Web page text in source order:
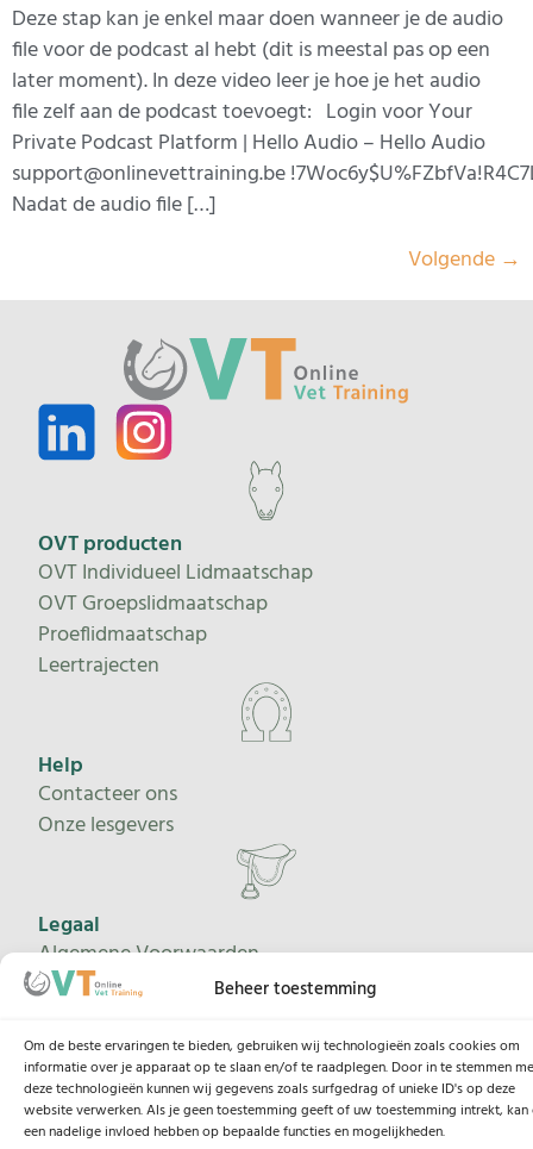
Beheer toestemming
Om de beste ervaringen te bieden, gebruiken wij technologieën zoals cookies om
informatie over je apparaat op te slaan en/of te raadplegen. Door in te stemmen
deze technologieën kunnen wij gegevens zoals surfgedrag of unieke ID's op deze
website verwerken. Als je geen toestemming geeft of uw toestemming intrekt,
een nadelige invloed hebben op bepaalde functies en mogelijkheden.
Deze stap kan je enkel maar doen wanneer je de audio
file voor de podcast al hebt (dit is meestal pas op een
later moment). In deze video leer je hoe je het audio
file zelf aan de podcast toevoegt: Login voor Your
Private Podcast Platform | Hello Audio – Hello Audio
support@onlinevettraining.be
Nadat de audio file […]
Volgende →
OVT producten
OVT Individueel Lidmaatschap
OVT Groepslidmaatschap
Proeflidmaatschap
Leertrajecten
Help
Contacteer ons
Onze lesgevers
Legaal
Algemene Voorwaarden
Privacybeleid